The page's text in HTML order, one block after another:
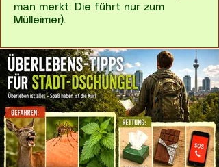
man merkt: Die führt nur zum
Mülleimer).